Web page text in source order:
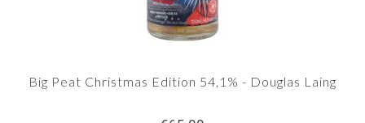
Big Peat Christmas Edition 54,1% - Douglas Laing